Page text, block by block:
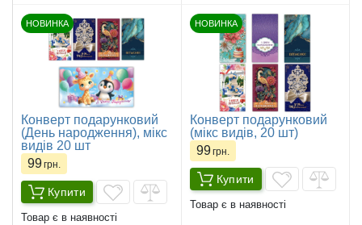
НОВИНКА
Конверт подарунковий
(День народження), мікс
видів 20 шт
99грн.
Купити
Товар є в наявності
НОВИНКА
Конверт подарунковий
(мікс видів, 20 шт)
99грн.
Купити
Товар є в наявності